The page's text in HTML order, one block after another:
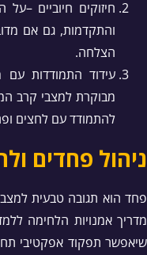
חיזוקים חיוביים
והתקדמות, גם אם
הצלחה.
עידוד התמודדות
מבוקרת למצבי קרב
להתמודד עם לחצים
ניהול פחדים
פחד הוא תגובה טבעית
מדריך אמנויות הלחימה
שיאפשר תפקוד אפקטיבי